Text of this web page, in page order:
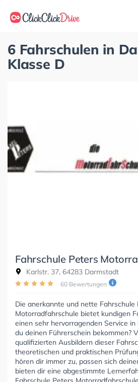
6 Fahrschulen in
Klasse D
Fahrschule Peters
Karlstr. 37, 64283 Darmstadt
60 Bewertungen
Die anerkannte und nette Fahrschule
Motorradfahrschule bietet kundigen
einen sehr hervorragenden Service
du deinen Führerschein bekommen?
qualifizierten Ausbildern dieser
theoretischen und praktischen
hören dir immer zu, passen sich
bieten dir eine abgestimmte